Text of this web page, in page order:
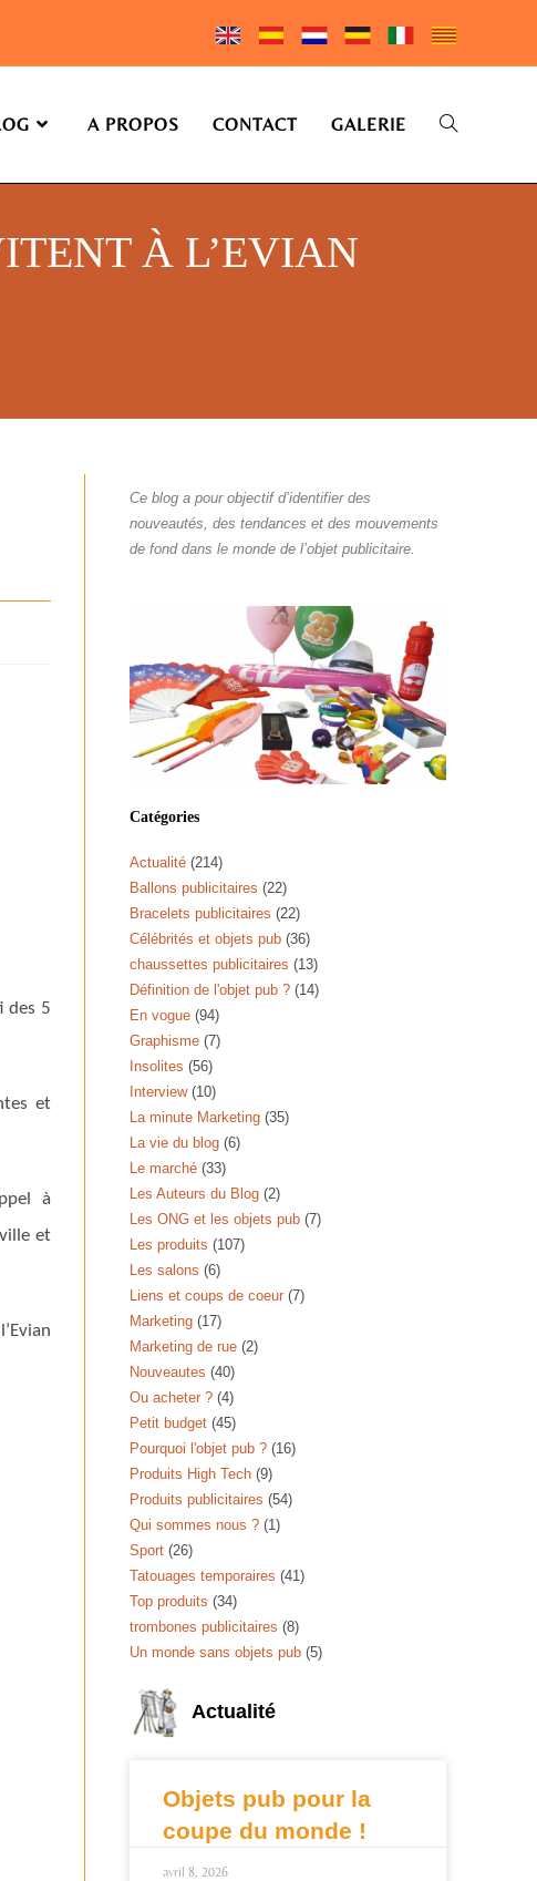
A PROPOS CONTACT GALERIE
À L’EVIAN
des 5
et
à
et
Ce blog a pour objectif d’identifier des
nouveautés, des tendances et des mouvements
de fond dans le monde de l’objet publicitaire.
Catégories
Actualité (214)
Ballons publicitaires (22)
Bracelets publicitaires (22)
Célébrités et objets pub (36)
chaussettes publicitaires (13)
Définition de l'objet pub ? (14)
En vogue (94)
Graphisme (7)
Insolites (56)
Interview (10)
La minute Marketing (35)
La vie du blog (6)
Le marché (33)
Les Auteurs du Blog (2)
Les ONG et les objets pub (7)
Les produits (107)
Les salons (6)
Liens et coups de coeur (7)
Marketing (17)
Marketing de rue (2)
Nouveautes (40)
Ou acheter ? (4)
Petit budget (45)
Pourquoi l'objet pub ? (16)
Produits High Tech (9)
Produits publicitaires (54)
Qui sommes nous ? (1)
Sport (26)
Tatouages temporaires (41)
Top produits (34)
trombones publicitaires (8)
Un monde sans objets pub (5)
Actualité
Objets pub pour la
coupe du monde !
avril 8, 2026